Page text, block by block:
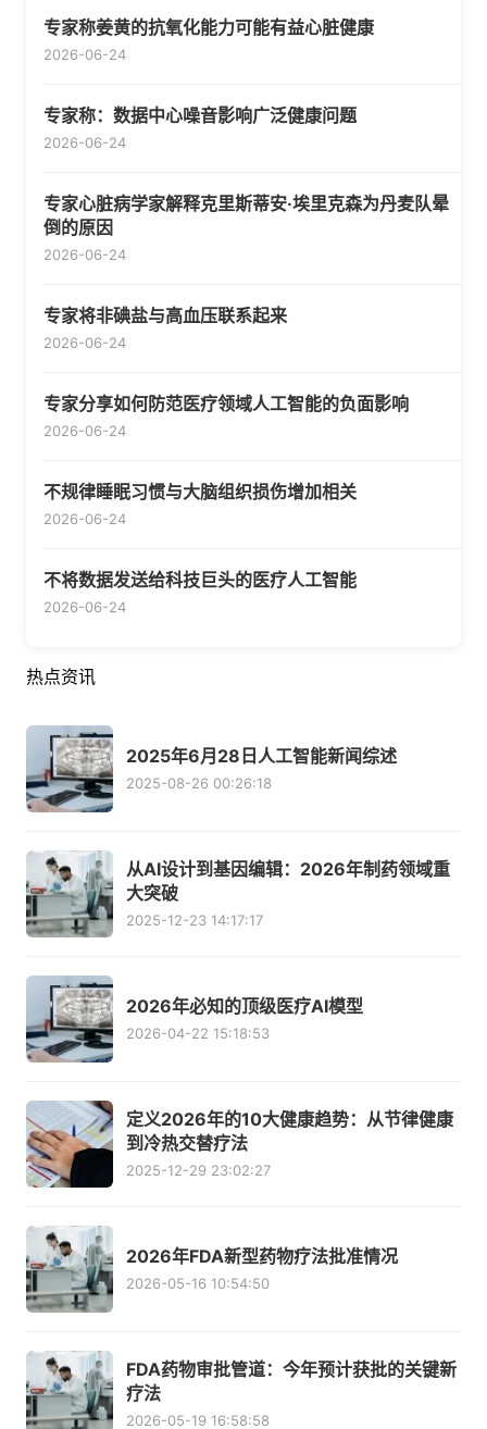
专家称姜黄的抗氧化能力可能有益心脏健康
2026-06-24
专家称：数据中心噪音影响广泛健康问题
2026-06-24
专家心脏病学家解释克里斯蒂安·埃里克森为丹麦队晕
倒的原因
2026-06-24
专家将非碘盐与高血压联系起来
2026-06-24
专家分享如何防范医疗领域人工智能的负面影响
2026-06-24
不规律睡眠习惯与大脑组织损伤增加相关
2026-06-24
不将数据发送给科技巨头的医疗人工智能
2026-06-24
热点资讯
2025年6月28日人工智能新闻综述
2025-08-26 00:26:18
从AI设计到基因编辑：2026年制药领域重
大突破
2025-12-23 14:17:17
2026年必知的顶级医疗AI模型
2026-04-22 15:18:53
定义2026年的10大健康趋势：从节律健康
到冷热交替疗法
2025-12-29 23:02:27
2026年FDA新型药物疗法批准情况
2026-05-16 10:54:50
FDA药物审批管道：今年预计获批的关键新
疗法
2026-05-19 16:58:58